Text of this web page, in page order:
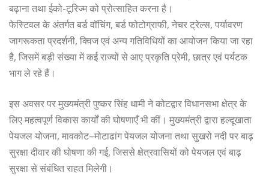
बढ़ाना तथा ईको-टूरिज्म को प्रोत्साहित करना है।
फेस्टिवल के अंतर्गत बर्ड वॉचिंग, बर्ड फोटोग्राफी, नेचर ट्रेल्स, पर्यावरण
जागरूकता प्रदर्शनी, क्विज एवं अन्य गतिविधियों का आयोजन किया जा रहा
है, जिसमें बड़ी संख्या में कई राज्यों से आए प्रकृति प्रेमी, छात्र एवं पर्यटक
भाग ले रहे हैं।
इस अवसर पर मुख्यमंत्री पुष्कर सिंह धामी ने कोटद्वार विधानसभा क्षेत्र के
लिए महत्वपूर्ण विकास कार्यों की घोषणाएँ भी कीं। मुख्यमंत्री द्वारा हल्दूखाता
पेयजल योजना, मावकोट–मोटाढांग पेयजल योजना तथा सुखरो नदी पर बाढ़
सुरक्षा दीवार की घोषणा की गई, जिससे क्षेत्रवासियों को पेयजल एवं बाढ़
सुरक्षा से संबंधित राहत मिलेगी।